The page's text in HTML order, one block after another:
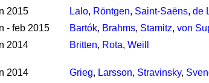
2015 Lalo, Röntgen, Saint-Saëns, de
- feb 2015 Bartók, Brahms, Stamitz, von
2014 Britten, Rota, Weill
2014 Grieg, Larsson, Stravinsky,